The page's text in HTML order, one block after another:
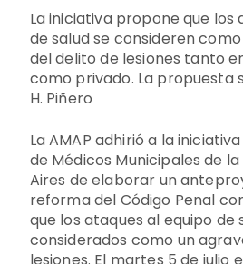
La iniciativa propone que los
de salud se consideren
del delito de lesiones tanto
como privado. La propuesta
H. Piñero
La AMAP adhirió a la
de Médicos Municipales de
Aires de elaborar un
reforma del Código Penal
que los ataques al equipo de
considerados como un